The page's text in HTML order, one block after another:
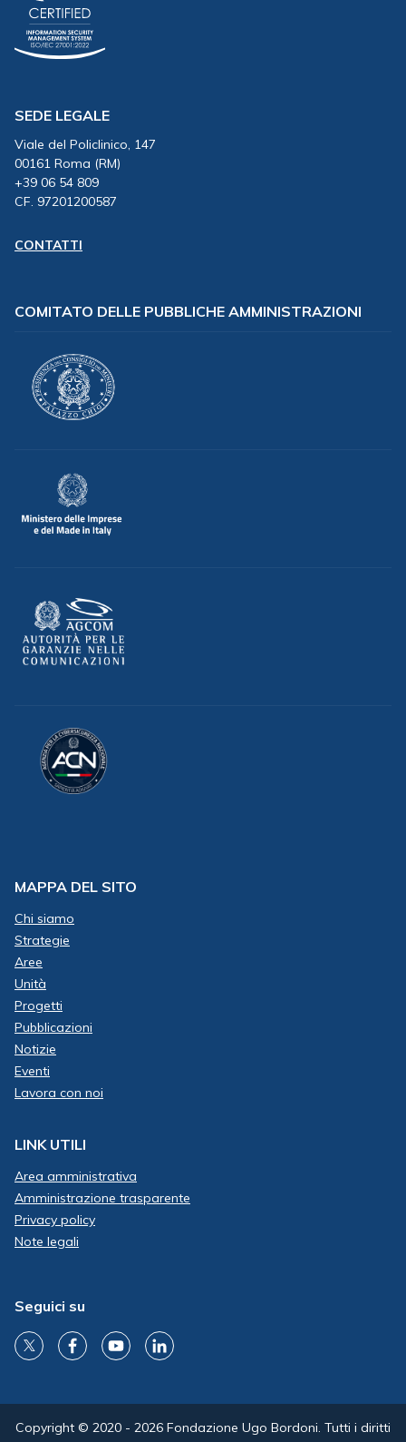
SEDE LEGALE
Viale del Policlinico, 147
00161 Roma (RM)
+39 06 54 809
CF. 97201200587
CONTATTI
COMITATO DELLE PUBBLICHE AMMINISTRAZIONI
MAPPA DEL SITO
Chi siamo
Strategie
Aree
Unità
Progetti
Pubblicazioni
Notizie
Eventi
Lavora con noi
LINK UTILI
Area amministrativa
Amministrazione trasparente
Privacy policy
Note legali
Seguici su
Copyright © 2020 - 2026 Fondazione Ugo Bordoni. Tutti i diritti